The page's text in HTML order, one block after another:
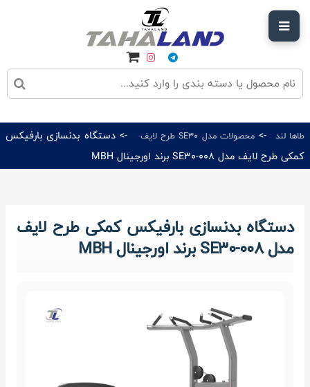
طاها لند ->محصولات مدل SE30 طرح لایف
-> دستگاه بدنسازی بارفیکس
کمکی طرح لایف مدل SE30-008 برند اورجینال MBH
دستگاه بدنسازی بارفیکس کمکی طرح لایف
مدل SE30-008 برند اورجینال MBH